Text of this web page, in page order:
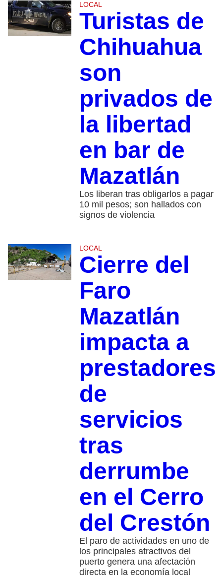
LOCAL
Turistas de
Chihuahua
son
privados de
la libertad
en bar de
Mazatlán
Los liberan tras obligarlos a pagar
10 mil pesos; son hallados con
signos de violencia
LOCAL
Cierre del
Faro
Mazatlán
impacta a
prestadores
de
servicios
tras
derrumbe
en el Cerro
del Crestón
El paro de actividades en uno de
los principales atractivos del
puerto genera una afectación
directa en la economía local